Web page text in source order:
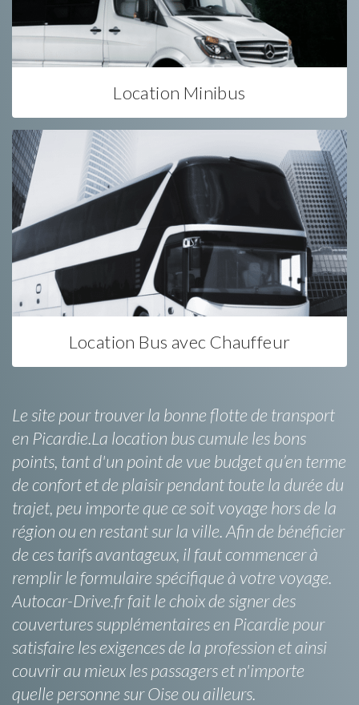
Location Minibus
Location Bus avec Chauffeur
Le site pour trouver la bonne flotte de transport
en Picardie.La location bus cumule les bons
points, tant d'un point de vue budget qu’en terme
de confort et de plaisir pendant toute la durée du
trajet, peu importe que ce soit voyage hors de la
région ou en restant sur la ville. Afin de bénéficier
de ces tarifs avantageux, il faut commencer à
remplir le formulaire spécifique à votre voyage.
Autocar-Drive.fr fait le choix de signer des
couvertures supplémentaires en Picardie pour
satisfaire les exigences de la profession et ainsi
couvrir au mieux les passagers et n'importe
quelle personne sur Oise ou ailleurs.